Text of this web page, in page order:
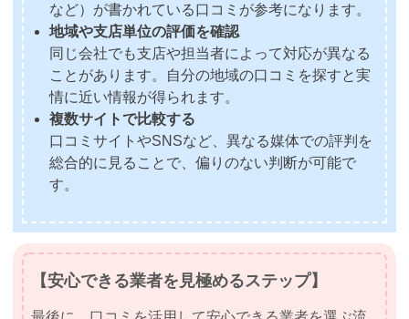
など）が書かれている口コミが参考になります。
地域や支店単位の評価を確認
同じ会社でも支店や担当者によって対応が異なる
ことがあります。自分の地域の口コミを探すと実
情に近い情報が得られます。
複数サイトで比較する
口コミサイトやSNSなど、異なる媒体での評判を
総合的に見ることで、偏りのない判断が可能で
す。
【安心できる業者を見極めるステップ】